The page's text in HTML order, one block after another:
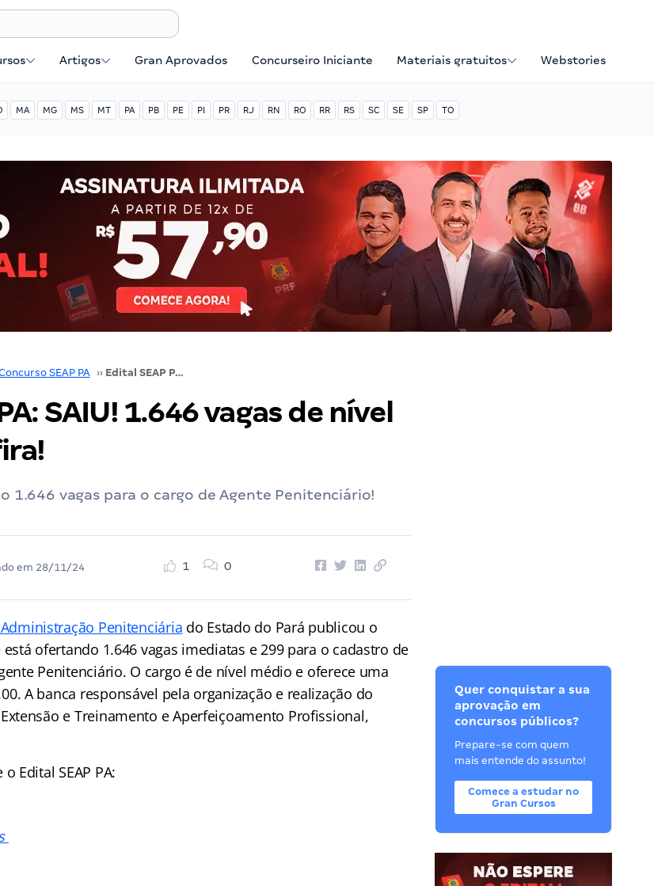
Artigos Gran Aprovados Concurseiro Iniciante Materiais gratuitos Webstories
MA MG MS MT PA PB PE PI PR RJ RN RO RR RS SC SE SP TO
SEAP PA ›› Edital SEAP PA: SAIU! 1.646 vagas de nível médio! Confira!
SAIU! 1.646 vagas de nível
1.646 vagas para o cargo de Agente Penitenciário!
em 28/11/24
1 0
Penitenciária do Estado do Pará publicou o
está ofertando 1.646 vagas imediatas e 299 para o cadastro de
Penitenciário. O cargo é de nível médio e oferece uma
A banca responsável pela organização e realização do
e Treinamento e Aperfeiçoamento Profissional,
Edital SEAP PA:
Quer conquistar a sua
aprovação em
concursos públicos?
Prepare-se com quem
mais entende do assunto!
Comece a estudar no
Gran Cursos